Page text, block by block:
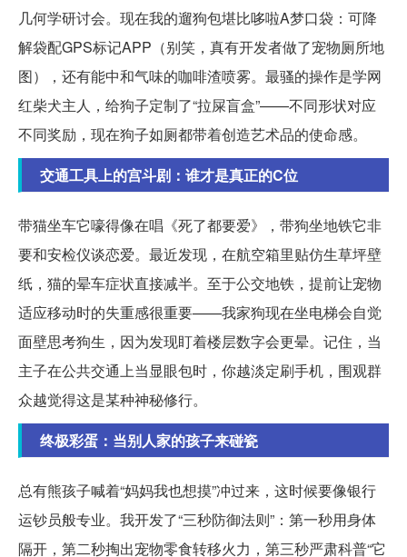
几何学研讨会。现在我的遛狗包堪比哆啦A梦口袋：可降
解袋配GPS标记APP（别笑，真有开发者做了宠物厕所地
图），还有能中和气味的咖啡渣喷雾。最骚的操作是学网
红柴犬主人，给狗子定制了“拉屎盲盒”——不同形状对应
不同奖励，现在狗子如厕都带着创造艺术品的使命感。
交通工具上的宫斗剧：谁才是真正的C位
带猫坐车它嚎得像在唱《死了都要爱》，带狗坐地铁它非
要和安检仪谈恋爱。最近发现，在航空箱里贴仿生草坪壁
纸，猫的晕车症状直接减半。至于公交地铁，提前让宠物
适应移动时的失重感很重要——我家狗现在坐电梯会自觉
面壁思考狗生，因为发现盯着楼层数字会更晕。记住，当
主子在公共交通上当显眼包时，你越淡定刷手机，围观群
众越觉得这是某种神秘修行。
终极彩蛋：当别人家的孩子来碰瓷
总有熊孩子喊着“妈妈我也想摸”冲过来，这时候要像银行
运钞员般专业。我开发了“三秒防御法则”：第一秒用身体
隔开，第二秒掏出宠物零食转移火力，第三秒严肃科普“它